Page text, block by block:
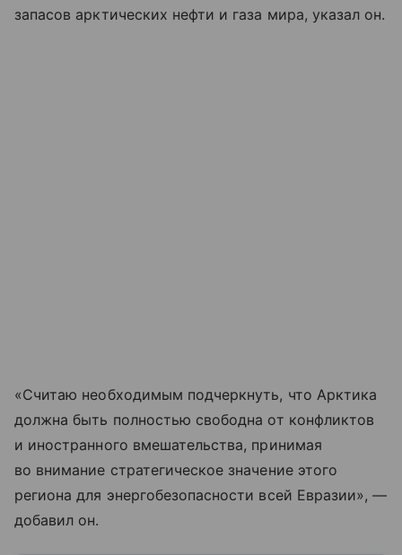
запасов арктических нефти и газа мира, указал он.
«Считаю необходимым подчеркнуть, что Арктика
должна быть полностью свободна от конфликтов
и иностранного вмешательства, принимая
во внимание стратегическое значение этого
региона для энергобезопасности всей Евразии», —
добавил он.